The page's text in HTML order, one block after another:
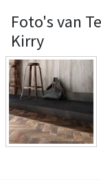
Foto's van
Kirry